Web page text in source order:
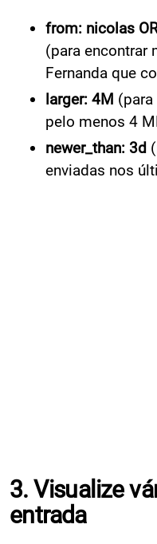
from: nicolas
(para encontrar
Fernanda que
larger: 4M
pelo menos 4
newer_than: 3d
enviadas nos
3. Visualize
entrada